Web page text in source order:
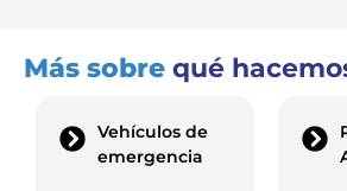
Más sobre qué
Vehículos de
emergencia